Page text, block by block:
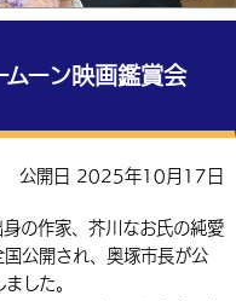
中国語（簡体字）
YouTube
・年金
・予防
・インフラ
・雇用
もを預ける
ムーン映画鑑賞会
公開日 2025年10月17日
の作家、芥川なお氏の純愛
公開され、奥塚市長が公
した。